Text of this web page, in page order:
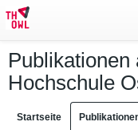
Publikationen
Hochschule
Startseite